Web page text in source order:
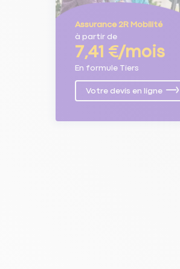
Assurance 2R Mobilité
à partir de
7,41 €/mois
En formule Tiers
Votre devis en ligne